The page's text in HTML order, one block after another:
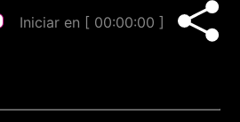
Iniciar en [ 00:00:00 ]